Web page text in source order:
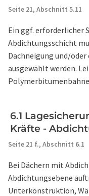
Seite 21, Abschnitt 5.11
Ein ggf. erforderlicher
Abdichtungsschicht
Dachneigung und/
ausgewählt werden.
6.1
Kräfte -
Seite 21 f., Abschnitt 6.1
Bei Dächern mit
Abdichtungsebene
Unterkonstruktion,